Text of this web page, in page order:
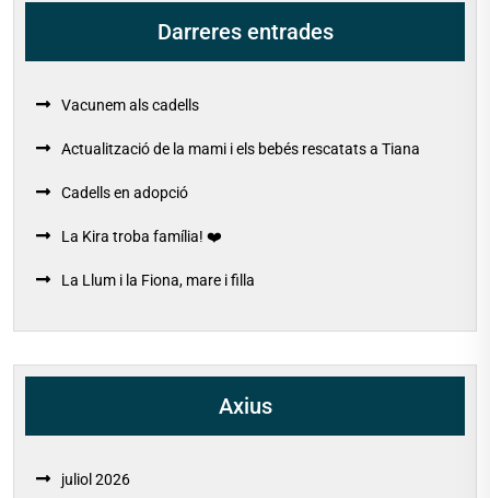
Darreres entrades
Vacunem als cadells
Actualització de la mami i els bebés rescatats a Tiana
Cadells en adopció
La Kira troba família! ❤️
La Llum i la Fiona, mare i filla
Axius
juliol 2026